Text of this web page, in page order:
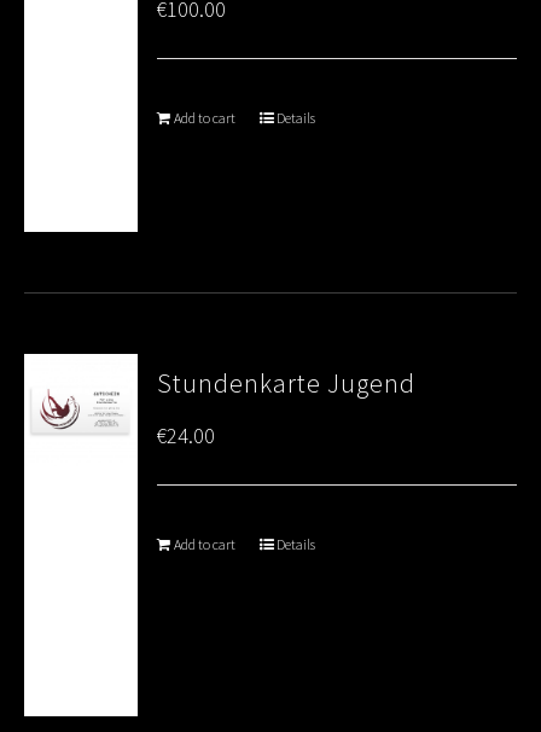
€100.00
Add to cart Details
Stundenkarte Jugend
€24.00
Add to cart Details